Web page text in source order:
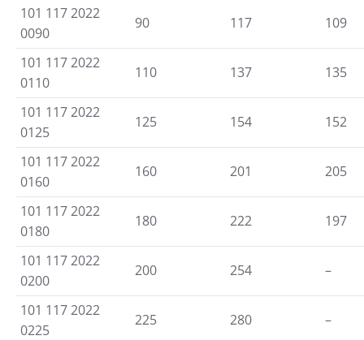
101 117 2022
0090
90 117 109
101 117 2022
0110
110 137 135
101 117 2022
0125
125 154 152
101 117 2022
0160
160 201 205
101 117 2022
0180
180 222 197
101 117 2022
0200
200 254 –
101 117 2022
0225
225 280 –